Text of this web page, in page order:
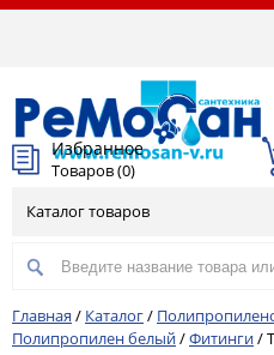
Избранное
Товаров (0)
Каталог товаров
Главная / Каталог/
Полипропилен белый/Фитинги/